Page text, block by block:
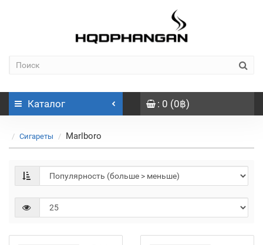
Каталог : 0 (0฿)
Сигареты Marlboro